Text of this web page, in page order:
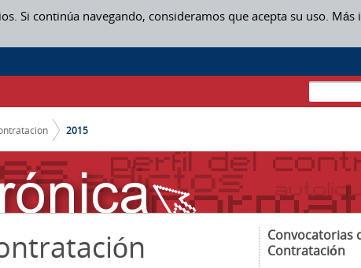
Si continúa navegando, consideramos que acepta su uso.
2015
Convocatorias
Contratación